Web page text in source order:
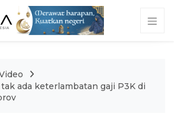
ada keterlambatan gaji P3K di